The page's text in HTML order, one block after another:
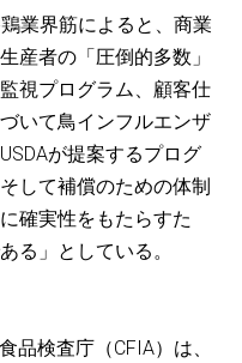
業界筋によると、商業
産者の「圧倒的多数」
視プログラム、顧客仕
いて鳥インフルエンザ
が提案するプログ
して補償のための体制
確実性をもたらすた
る」としている。
品検査庁（CFIA）は、